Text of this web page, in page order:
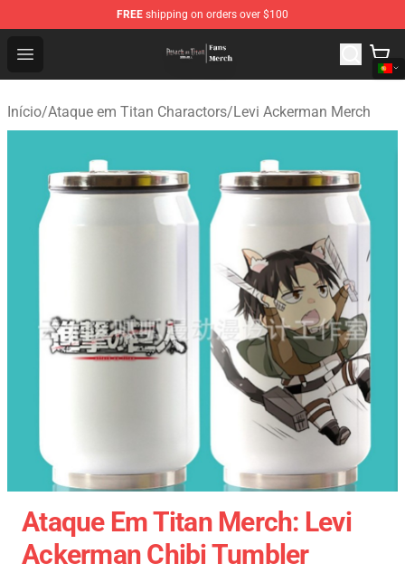
FREE shipping on orders over $100
Open menu
Attack On Titan Store - Official Attack On Titan
Início/Ataque em Titan Charactors/Levi Ackerman Merch
Ataque Em Titan Merch: Levi
Ackerman Chibi Tumbler